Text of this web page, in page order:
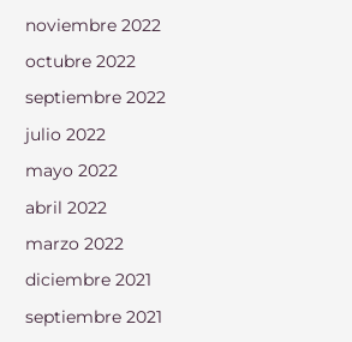
noviembre 2022
octubre 2022
septiembre 2022
julio 2022
mayo 2022
abril 2022
marzo 2022
diciembre 2021
septiembre 2021